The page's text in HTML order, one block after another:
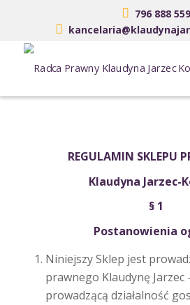
796 888 559
REGULAMIN SKLEPU
Klaudyna Jarzec-
§ 1
Postanowienia
Niniejszy Sklep jest
prawnego Klaudynę Jarzec
prowadzącą działalność